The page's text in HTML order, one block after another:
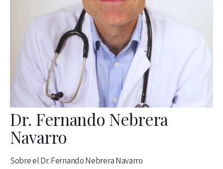
Dr. Fernando Nebrera
Navarro
Sobre el Dr. Fernando Nebrera Navarro